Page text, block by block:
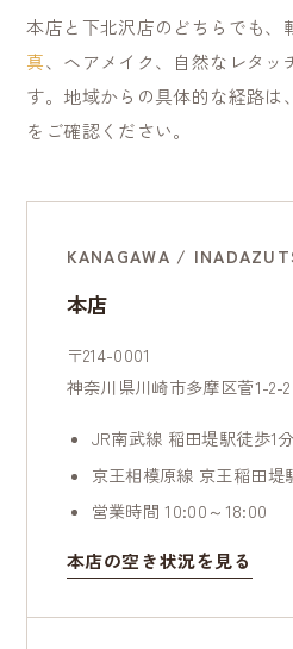
本店と下北沢店のどちらでも、
真、ヘアメイク、自然なレタッ
す。地域からの具体的な経路は
をご確認ください。
KANAGAWA /
本店
〒214-0001
神奈川県川崎市多摩区菅1-2-
JR南武線 稲田堤駅徒歩1分
京王相模原線 京王稲田堤
営業時間 10:00～18:00
本店の空き状況を見る